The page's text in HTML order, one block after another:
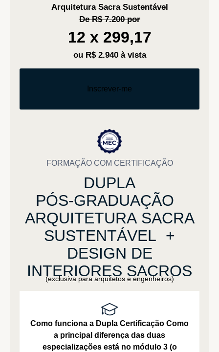
Arquitetura Sacra Sustentável
De R$ 7.200 por
12 x 299,17
ou R$ 2.940 à vista
Inscrever-me
FORMAÇÃO COM CERTIFICAÇÃO
DUPLA
PÓS-GRADUAÇÃO
ARQUITETURA SACRA
SUSTENTÁVEL +
DESIGN DE
INTERIORES SACROS
(exclusiva para arquitetos e engenheiros)
Como funciona a Dupla Certificação Como
a principal diferença das duas
especializações está no módulo 3 (o